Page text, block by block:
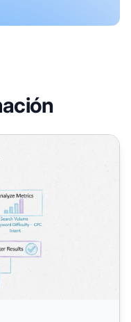
de palabras clave?